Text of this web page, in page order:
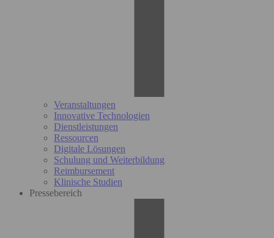
Veranstaltungen
Innovative Technologien
Dienstleistungen
Ressourcen
Digitale Lösungen
Schulung und Weiterbildung
Reimbursement
Klinische Studien
Pressebereich